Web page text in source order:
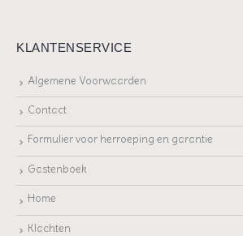
KLANTENSERVICE
Algemene Voorwaarden
Contact
Formulier voor herroeping en garantie
Gastenboek
Home
Klachten